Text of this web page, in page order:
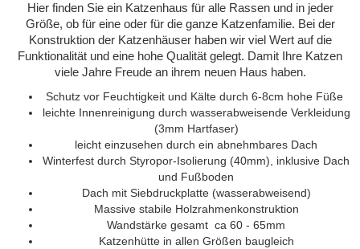
Hier finden Sie ein Katzenhaus für alle Rassen und in jeder
Größe, ob für eine oder für die ganze Katzenfamilie. Bei der
Konstruktion der Katzenhäuser haben wir viel Wert auf die
Funktionalität und eine hohe Qualität gelegt. Damit Ihre Katzen
viele Jahre Freude an ihrem neuen Haus haben.
Schutz vor Feuchtigkeit und Kälte durch 6-8cm hohe Füße
leichte Innenreinigung durch wasserabweisende Verkleidung
(3mm Hartfaser)
leicht einzusehen durch ein abnehmbares Dach
Winterfest durch Styropor-Isolierung (40mm), inklusive Dach
und Fußboden
Dach mit Siebdruckplatte (wasserabweisend)
Massive stabile Holzrahmenkonstruktion
Wandstärke gesamt ca 60 - 65mm
Katzenhütte in allen Größen baugleich